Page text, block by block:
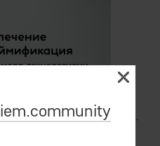
iem.community